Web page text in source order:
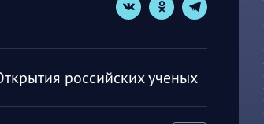
российских ученых